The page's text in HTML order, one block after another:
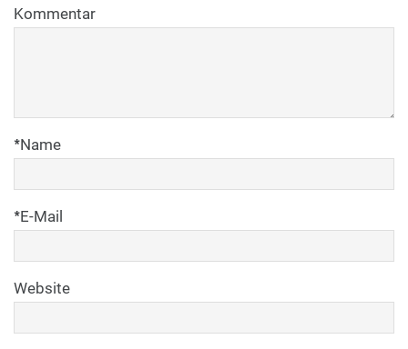
Kommentar
Name
*
E-Mail
*
Website